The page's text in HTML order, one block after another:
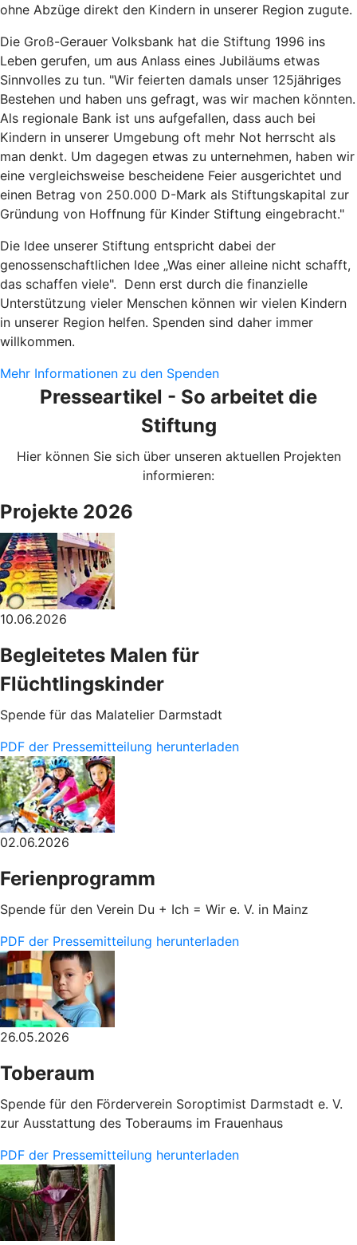
ohne Abzüge direkt den Kindern in unserer Region zugute.
Die Groß-Gerauer Volksbank hat die Stiftung 1996 ins
Leben gerufen, um aus Anlass eines Jubiläums etwas
Sinnvolles zu tun. "Wir feierten damals unser 125jähriges
Bestehen und haben uns gefragt, was wir machen könnten.
Als regionale Bank ist uns aufgefallen, dass auch bei
Kindern in unserer Umgebung oft mehr Not herrscht als
man denkt. Um dagegen etwas zu unternehmen, haben wir
eine vergleichsweise bescheidene Feier ausgerichtet und
einen Betrag von 250.000 D-Mark als Stiftungskapital zur
Gründung von Hoffnung für Kinder Stiftung eingebracht."
Die Idee unserer Stiftung entspricht dabei der
genossenschaftlichen Idee „Was einer alleine nicht schafft,
das schaffen viele". Denn erst durch die finanzielle
Unterstützung vieler Menschen können wir vielen Kindern
in unserer Region helfen. Spenden sind daher immer
willkommen.
Mehr Informationen zu den Spenden
Presseartikel - So arbeitet die
Stiftung
Hier können Sie sich über unseren aktuellen Projekten
informieren:
Projekte 2026
10.06.2026
Begleitetes Malen für
Flüchtlingskinder
Spende für das Malatelier Darmstadt
PDF der Pressemitteilung herunterladen
02.06.2026
Ferienprogramm
Spende für den Verein Du + Ich = Wir e. V. in Mainz
PDF der Pressemitteilung herunterladen
26.05.2026
Toberaum
Spende für den Förderverein Soroptimist Darmstadt e. V.
zur Ausstattung des Toberaums im Frauenhaus
PDF der Pressemitteilung herunterladen